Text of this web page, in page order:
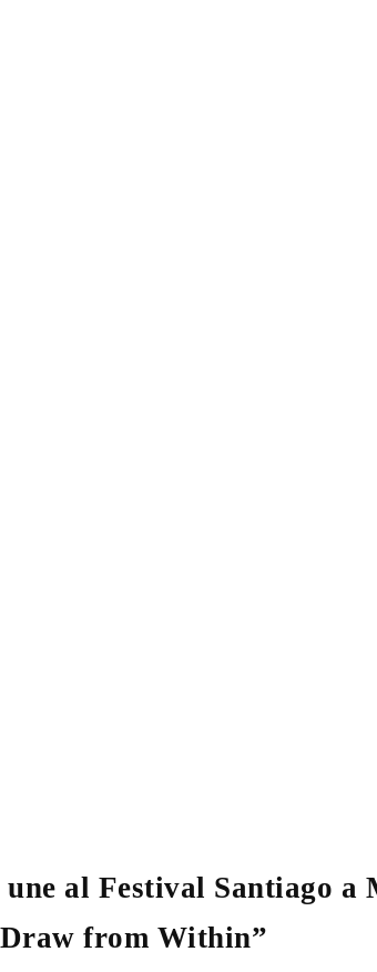
al Festival Santiago a
from Within”